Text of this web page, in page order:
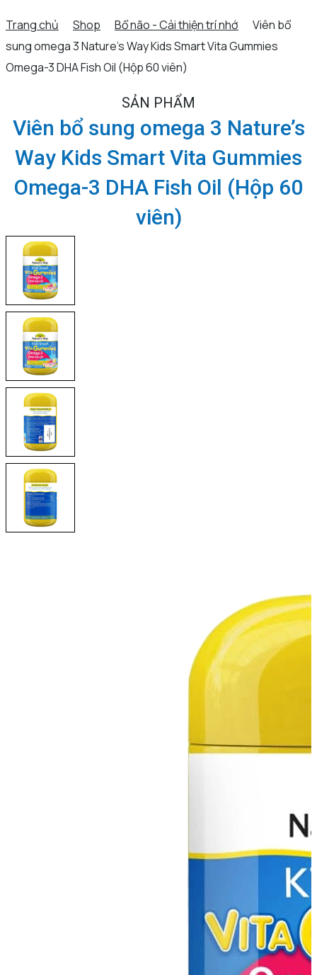
Trang chủ Shop Bổ não - Cải thiện trí nhớ
Viên bổ
sung omega 3 Nature’s Way Kids Smart Vita Gummies
Omega-3 DHA Fish Oil (Hộp 60 viên)
SẢN PHẨM
Viên bổ sung omega 3 Nature’s
Way Kids Smart Vita Gummies
Omega-3 DHA Fish Oil (Hộp 60
viên)